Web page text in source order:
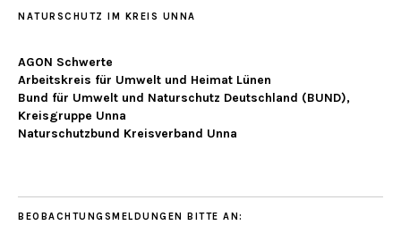
NATURSCHUTZ IM KREIS UNNA
AGON Schwerte
Arbeitskreis für Umwelt und Heimat Lünen
Bund für Umwelt und Naturschutz Deutschland (BUND),
Kreisgruppe Unna
Naturschutzbund Kreisverband Unna
BEOBACHTUNGSMELDUNGEN BITTE AN: